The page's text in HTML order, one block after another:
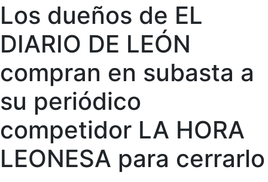
Los dueños de EL
DIARIO DE LEÓN
compran en subasta a
su periódico
competidor LA HORA
LEONESA para cerrarlo